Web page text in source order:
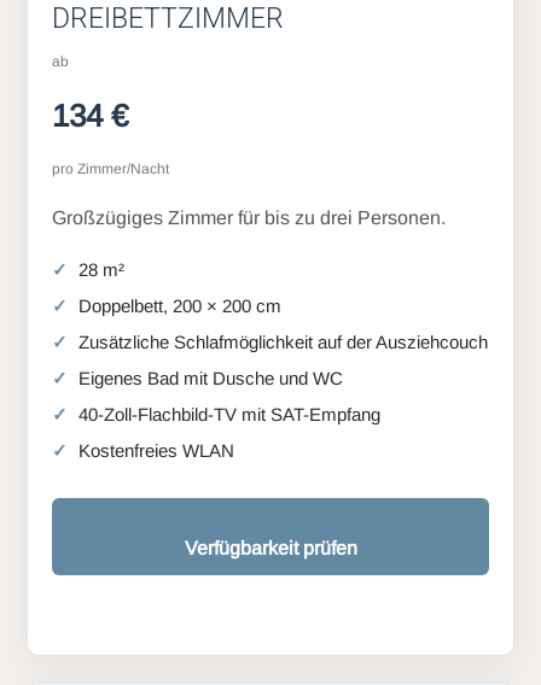
DREIBETTZIMMER
ab
134 €
pro Zimmer/Nacht
Großzügiges Zimmer für bis zu drei Personen.
28 m²
Doppelbett, 200 × 200 cm
Zusätzliche Schlafmöglichkeit auf der Ausziehcouch
Eigenes Bad mit Dusche und WC
40-Zoll-Flachbild-TV mit SAT-Empfang
Kostenfreies WLAN
Verfügbarkeit prüfen